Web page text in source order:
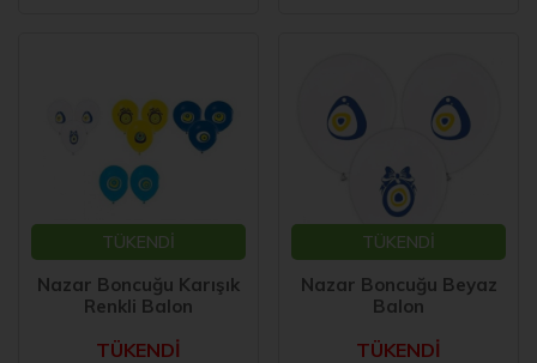
TÜKENDİ
Nazar Boncuğu Karışık
Renkli Balon
TÜKENDİ
TÜKENDİ
Nazar Boncuğu Beyaz
Balon
TÜKENDİ